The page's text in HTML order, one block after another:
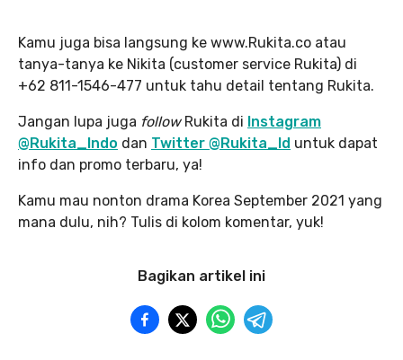
Kamu juga bisa langsung ke www.Rukita.co atau
tanya-tanya ke Nikita (customer service Rukita) di
+62 811-1546-477 untuk tahu detail tentang Rukita.
Jangan lupa juga followRukita di Instagram
@Rukita_Indo dan Twitter @Rukita_Id untuk dapat
info dan promo terbaru, ya!
Kamu mau nonton drama Korea September 2021 yang
mana dulu, nih? Tulis di kolom komentar, yuk!
Bagikan artikel ini